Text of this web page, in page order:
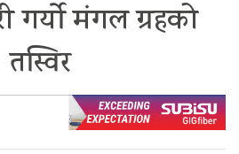
गर्यो मंगल ग्रहको
तस्विर